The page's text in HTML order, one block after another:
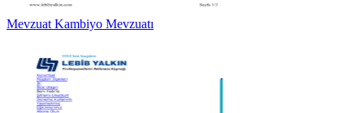
Mevzuat Kambiyo Mevzuatı